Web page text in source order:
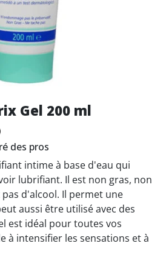
Gel 200 ml
avis)
des pros
intime à base d'eau qui
lubrifiant. Il est non gras, non
d'alcool. Il permet une
aussi être utilisé avec des
est idéal pour toutes vos
à intensifier les sensations et à